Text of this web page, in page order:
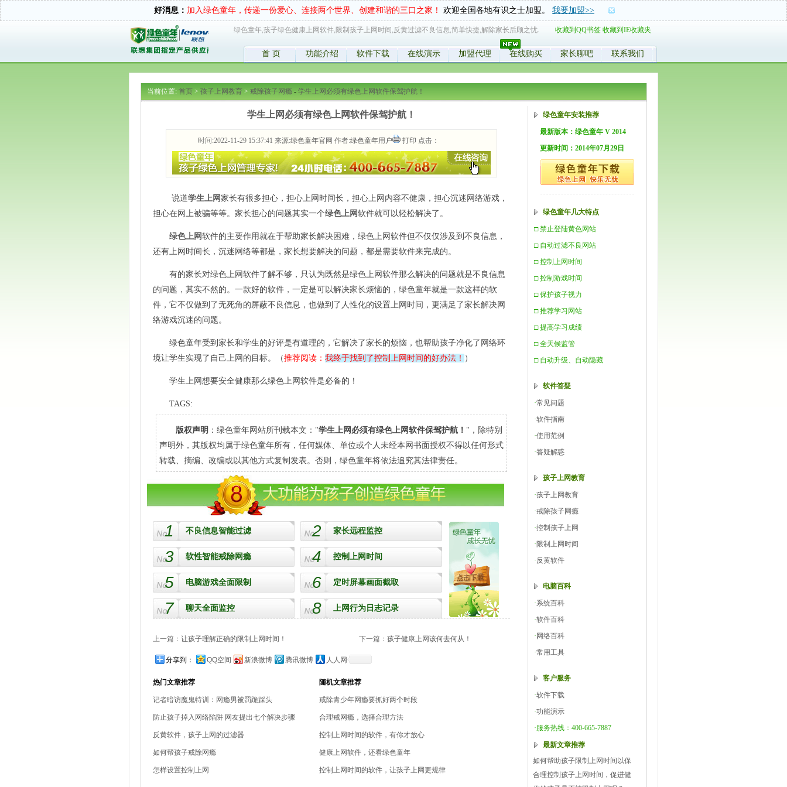
好消息： 加入绿色童年，传递一份爱心、连接两个世界、创建和谐的三口之家！ 欢迎全国各地有识之士加盟。 我要加盟>>
绿色童年,孩子绿色健康上网软件,限制孩子上网时间,反黄过滤不良信息,简单快捷,解除家长后顾之忧. 收藏到QQ书签 收藏到IE收藏夹
首 页 功能介绍 软件下载 在线演示 加盟代理 在线购买 家长聊吧 联系我们
当前位置: 首页> 孩子上网教育> 戒除孩子网瘾 - 学生上网必须有绿色上网软件保驾护航！
学生上网必须有绿色上网软件保驾护航！
时间:2022-11-29 15:37:41 来源:绿色童年官网 作者:绿色童年用户 打印 点击：
说道学生上网家长有很多担心，担心上网时间长，担心上网内容不健康，担心沉迷网络游戏，
担心在网上被骗等等。家长担心的问题其实一个绿色上网软件就可以轻松解决了。
绿色上网软件的主要作用就在于帮助家长解决困难，绿色上网软件但不仅仅涉及到不良信息，
还有上网时间长，沉迷网络等都是，家长想要解决的问题，都是需要软件来完成的。
有的家长对绿色上网软件了解不够，只认为既然是绿色上网软件那么解决的问题就是不良信息
的问题，其实不然的。一款好的软件，一定是可以解决家长烦恼的，绿色童年就是一款这样的软
件，它不仅做到了无死角的屏蔽不良信息，也做到了人性化的设置上网时间，更满足了家长解决网
络游戏沉迷的问题。
绿色童年受到家长和学生的好评是有道理的，它解决了家长的烦恼，也帮助孩子净化了网络环
境让学生实现了自己上网的目标。（推荐阅读： 我终于找到了控制上网时间的好办法！ ）
学生上网想要安全健康那么绿色上网软件是必备的！
TAGS:
版权声明 ：绿色童年网站所刊载本文："学生上网必须有绿色上网软件保驾护航！ "，除特别
声明外，其版权均属于绿色童年所有，任何媒体、单位或个人未经本网书面授权不得以任何形式
转载、摘编、改编或以其他方式复制发表。否则，绿色童年将依法追究其法律责任。
1 不良信息智能过滤 2 家长远程监控
3 软性智能戒除网瘾 4 控制上网时间
5 电脑游戏全面限制 6 定时屏幕画面截取
7 聊天全面监控 8 上网行为日志记录
上一篇： 让孩子理解正确的限制上网时间！ 下一篇： 孩子健康上网该何去何从！
分享到： QQ空间 新浪微博 腾讯微博 人人网
热门文章推荐
记者暗访魔鬼特训：网瘾男被罚跪踩头
防止孩子掉入网络陷阱 网友提出七个解决步骤
反黄软件，孩子上网的过滤器
如何帮孩子戒除网瘾
怎样设置控制上网
随机文章推荐
戒除青少年网瘾要抓好两个时段
合理戒网瘾，选择合理方法
控制上网时间的软件，有你才放心
健康上网软件，还看绿色童年
控制上网时间的软件，让孩子上网更规律
绿色童年安装推荐
最新版本：绿色童年 V 2014
更新时间：2014年07月29日
绿色童年几大特点
□ 禁止登陆黄色网站
□ 自动过滤不良网站
□ 控制上网时间
□ 控制游戏时间
□ 保护孩子视力
□ 推荐学习网站
□ 提高学习成绩
□ 全天候监管
□ 自动升级、自动隐藏
软件答疑
·常见问题
·软件指南
·使用范例
·答疑解惑
孩子上网教育
·孩子上网教育
·戒除孩子网瘾
·控制孩子上网
· 限制上网时间
·反黄软件
电脑百科
·系统百科
·软件百科
· 网络百科
·常用工具
客户服务
·软件下载
·功能演示
·服务热线：400-665-7887
最新文章推荐
如何帮助孩子限制上网时间以保
合理控制孩子上网时间，促进健